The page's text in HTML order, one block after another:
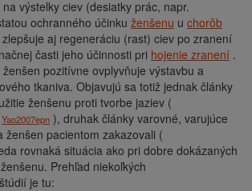
výstelky ciev (desiatky prác, napr.
ochranného účinku ženšenu u chorôb
aj regeneráciu (rast) ciev po zranení
časti jeho účinnosti pri hojenie zranení .
pozitívne ovplyvňuje výstavbu a
tkaniva. Objavujú sa totiž jednak články
ženšenu proti tvorbe jaziev (
Yao2007epn ), druhak články varovné, varujúce
ženšen pacientom zakazovali (
rovnaká situácia ako pri dobre dokázaných
ženšenu. Prehľad niekoľkých
je tu: